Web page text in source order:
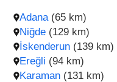
Adana (65 km)
Niğde (129 km)
İskenderun (139 km)
Ereğli (94 km)
Karaman (131 km)